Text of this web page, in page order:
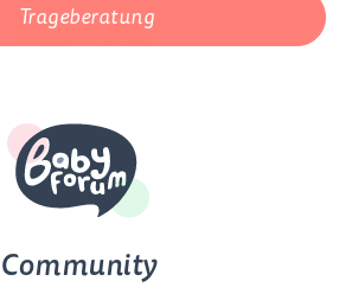
Trageberatung
Community